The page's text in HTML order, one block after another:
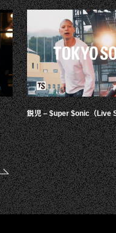
鋭児 – $uper $onic（Live